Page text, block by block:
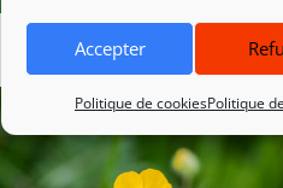
Accepter
Politique de cookiesPolitique
DSC_4809 AG